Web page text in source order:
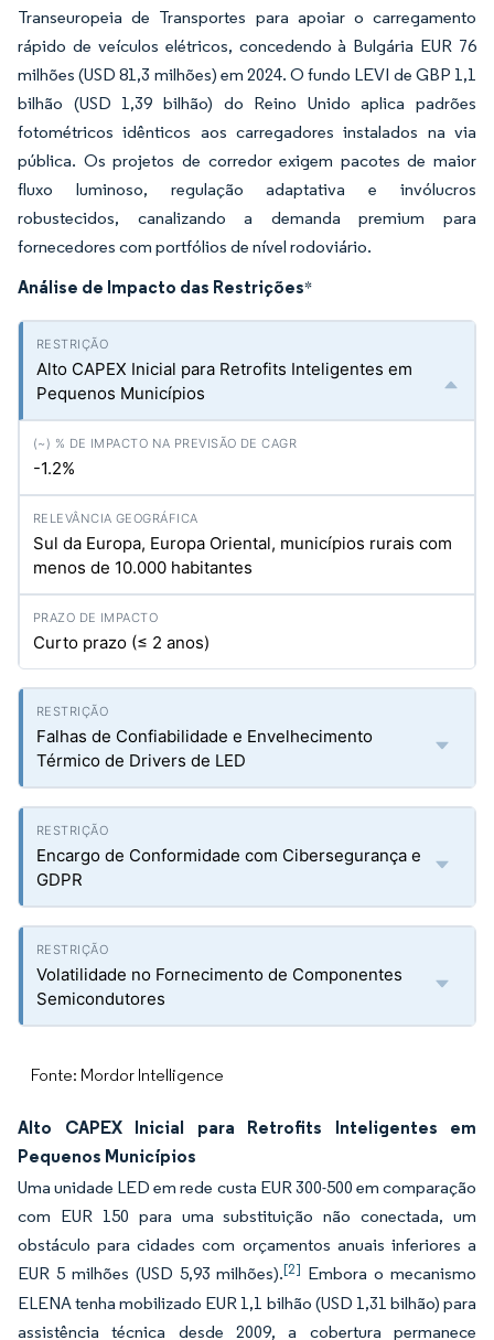
Transeuropeia de Transportes para apoiar o carregamento
rápido de veículos elétricos, concedendo à Bulgária EUR 76
milhões (USD 81,3 milhões) em 2024. O fundo LEVI de GBP 1,1
bilhão (USD 1,39 bilhão) do Reino Unido aplica padrões
fotométricos idênticos aos carregadores instalados na via
pública. Os projetos de corredor exigem pacotes de maior
fluxo luminoso, regulação adaptativa e invólucros
robustecidos, canalizando a demanda premium para
fornecedores com portfólios de nível rodoviário.
Análise de Impacto das Restrições*
Alto CAPEX Inicial para Retrofits Inteligentes em
Pequenos Municípios
-1.2%
Sul da Europa, Europa Oriental, municípios rurais com
menos de 10.000 habitantes
Curto prazo (≤ 2 anos)
Falhas de Confiabilidade e Envelhecimento
Térmico de Drivers de LED
Encargo de Conformidade com Cibersegurança e
GDPR
Volatilidade no Fornecimento de Componentes
Semicondutores
Fonte: Mordor Intelligence
Alto CAPEX Inicial para Retrofits Inteligentes em
Pequenos Municípios
Uma unidade LED em rede custa EUR 300-500 em comparação
com EUR 150 para uma substituição não conectada, um
obstáculo para cidades com orçamentos anuais inferiores a
EUR 5 milhões (USD 5,93 milhões).[2] Embora o mecanismo
ELENA tenha mobilizado EUR 1,1 bilhão (USD 1,31 bilhão) para
assistência técnica desde 2009, a cobertura permanece